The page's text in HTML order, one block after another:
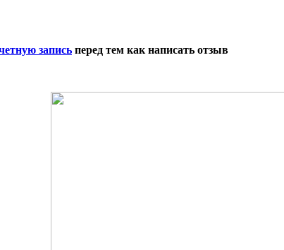
запись перед тем как написать отзыв